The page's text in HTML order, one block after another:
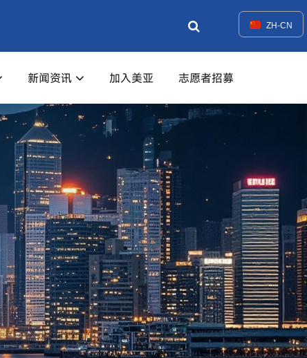
ZH-CN
新闻资讯 加入美亚 志愿者招募